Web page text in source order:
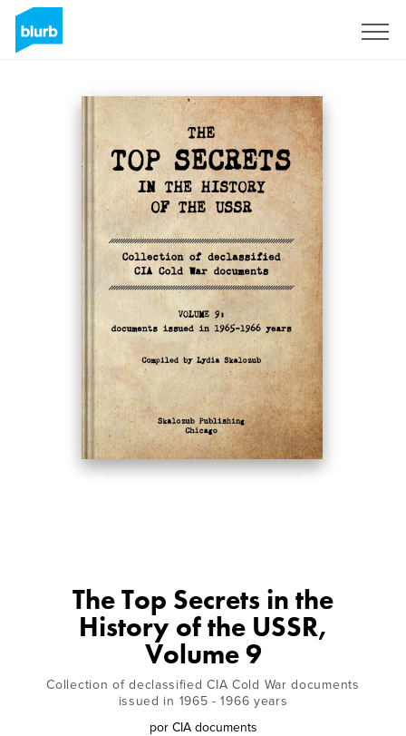
The Top Secrets in the
History of the USSR,
Volume 9
Collection of declassified CIA Cold War documents
issued in 1965 - 1966 years
por CIA documents